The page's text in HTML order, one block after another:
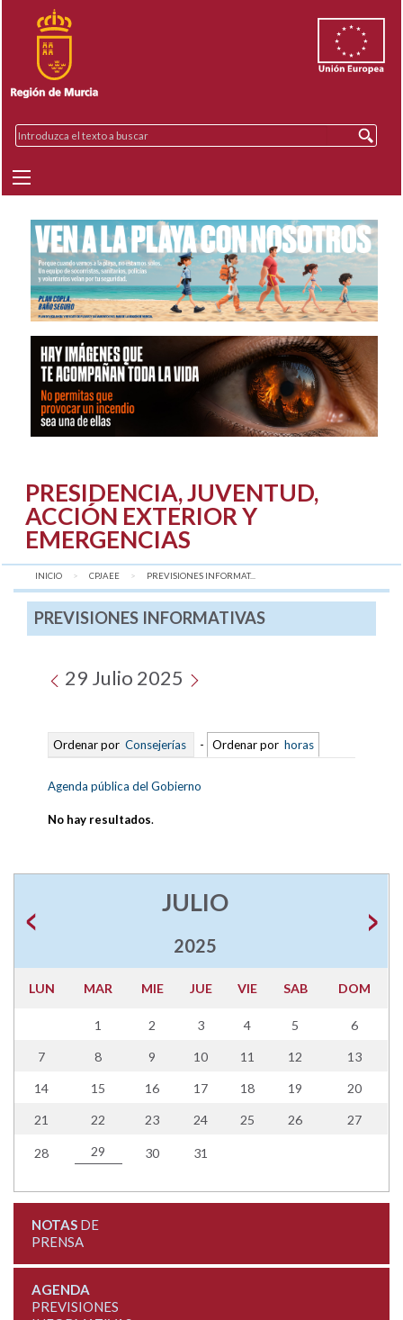
PRESIDENCIA, JUVENTUD,
ACCIÓN EXTERIOR Y
EMERGENCIAS
INICIO CPJAEE AQUÍ:
PREVISIONES INFORMAT...
PREVISIONES INFORMATIVAS
29 Julio 2025
Ordenar por Consejerías - Ordenar por horas
Agenda pública del Gobierno
No hay resultados.
JULIO
2025
LUN MAR MIE JUE VIE SAB DOM
1 2 3 4 5 6
7 8 9 10 11 12 13
14 15 16 17 18 19 20
21 22 23 24 25 26 27
28 29 30 31
NOTASDE
PRENSA
AGENDA
PREVISIONES